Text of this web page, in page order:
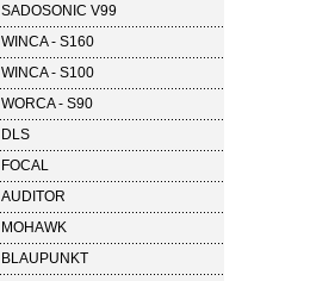
SADOSONIC V99
WINCA - S160
WINCA - S100
WORCA - S90
DLS
FOCAL
AUDITOR
MOHAWK
BLAUPUNKT